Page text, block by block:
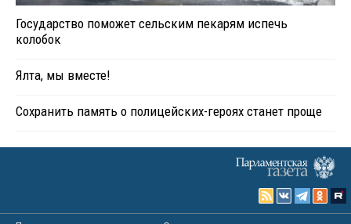
Государство поможет сельским пекарям испечь
колобок
Ялта, мы вместе!
Сохранить память о полицейских-героях станет проще